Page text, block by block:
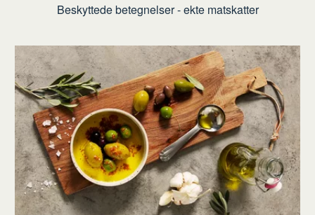
Beskyttede betegnelser - ekte matskatter